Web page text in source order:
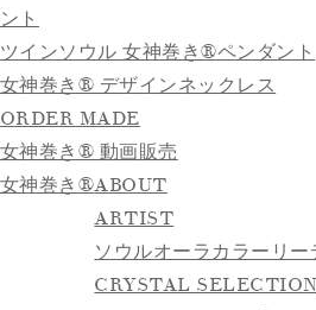
ント
ツインソウル 女神巻き®ペンダント
女神巻き® デザインネックレス
ORDER MADE
女神巻き® 動画販売
女神巻き®ABOUT
ARTIST
ソウルオーラカラーリー
CRYSTAL SELECTION